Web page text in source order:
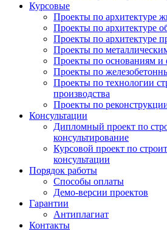
Курсовые
Проекты по архитектуре
Проекты по архитектуре
Проекты по архитектуре
Проекты по
Проекты по основаниям и
Проекты по
Проекты по технологии
производства
Проекты по
Консультации
Дипломный проект по
консультирование
Курсовой проект по
консультации
Порядок работы
Способы оплаты
Демо-версии проектов
Гарантии
Антиплагиат
Контакты